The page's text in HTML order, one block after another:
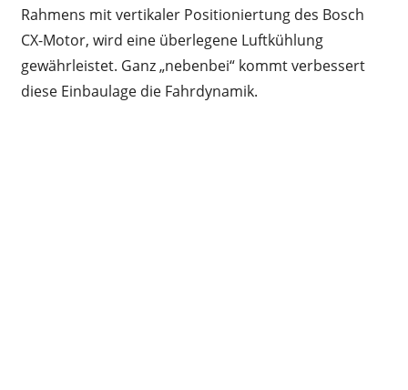
Rahmens mit vertikaler Positioniertung des Bosch
CX-Motor, wird eine überlegene Luftkühlung
gewährleistet. Ganz „nebenbei“ kommt verbessert
diese Einbaulage die Fahrdynamik.